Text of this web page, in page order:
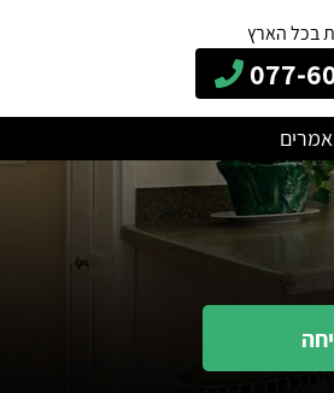
בכל הארץ
077-